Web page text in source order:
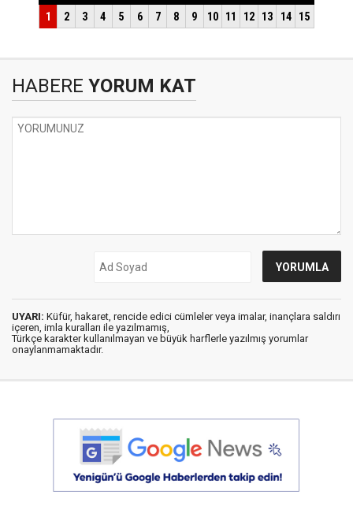
HABERE YORUM KAT
UYARI: Küfür, hakaret, rencide edici cümleler veya imalar, inançlara saldırı
içeren, imla kuralları ile yazılmamış,
Türkçe karakter kullanılmayan ve büyük harflerle yazılmış yorumlar
onaylanmamaktadır.